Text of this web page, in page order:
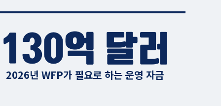
130억 달러
2026년 WFP가 필요로 하는 운영 자금